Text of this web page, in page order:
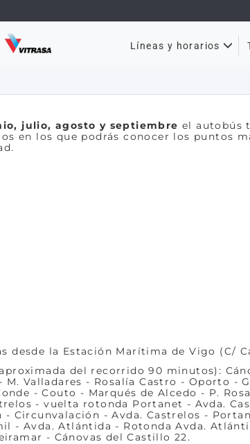
Líneas y horarios
julio, agosto y septiembre el autobús
en los que podrás conocer los puntos
desde la Estación Marítima de Vigo (C/
del recorrido 90 minutos):
Valladares - Rosalía Castro - Oporto -
- Couto - Marqués de Alcedo - P.
- vuelta rotonda Portanet - Avda.
Circunvalación - Avda. Castrelos -
- Avda. Atlántida - Rotonda Avda.
- Cánovas del Castillo 22.